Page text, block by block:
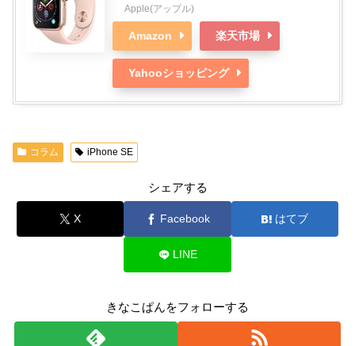
Apple(アップル)
Amazon 楽天市場
Yahooショッピング
コラム iPhone SE
シェアする
X Facebook はてブ
LINE
きなこぱんをフォローする